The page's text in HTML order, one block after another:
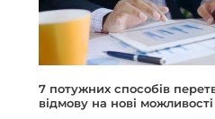
7 потужних способів
відмову на нові можливості